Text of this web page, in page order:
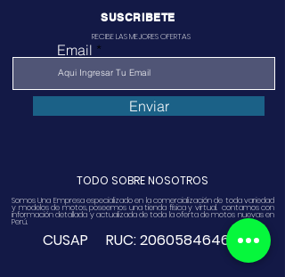
SUSCRIBETE
RECIBE LAS MEJORES OFERTAS
Email
Enviar
TODO SOBRE NOSOTROS
Somos Una Empresa especializado en la comercialización de toda variedad
y modelos de motos, poseemos una tienda física y virtual. contamos con
información detallada y actualizada de toda la oferta de motos nuevas en
Perú.
CUSAP RUC:20605846468